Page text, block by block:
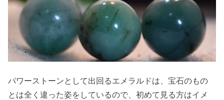
パワーストーンとして出回るエメラルドは、宝石のもの
とは全く違った姿をしているので、初めて見る方はイメ